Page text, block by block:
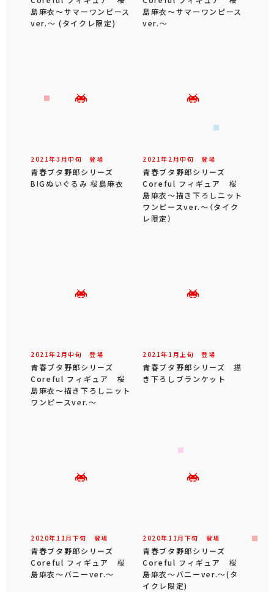
島麻衣～サマーワンピース
ver.～ (タイクレ限定)
島麻衣～サマーワンピース
ver.～
2021年3 月中旬 登場
青春ブタ野郎シリーズ
BIGぬいぐるみ 桜島麻衣
2021年 2 月中旬 登場
青春ブタ野郎シリーズ
Coreful フィギュア 桜
島麻衣～描き下ろしニット
ワンピースver.～（タイク
レ限定）
2021年 2 月中旬 登場
青春ブタ野郎シリーズ
Coreful フィギュア 桜
島麻衣～描き下ろしニット
ワンピースver.～
2021年 1 月 上旬 登場
青春ブタ野郎シリーズ 描
き下ろしブランケット
2020年 11 月 下旬 登場
青春ブタ野郎シリーズ
Coreful フィギュア 桜
島麻衣～バニーver.～
2020年 11 月 下旬 登場
青春ブタ野郎シリーズ
Coreful フィギュア 桜
島麻衣～バニーver.～(タ
イクレ限定)